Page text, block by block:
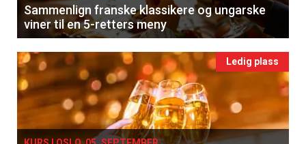
Sammenlign franske klassikere og ungarske
viner til en 5-retters meny
Ledig plass